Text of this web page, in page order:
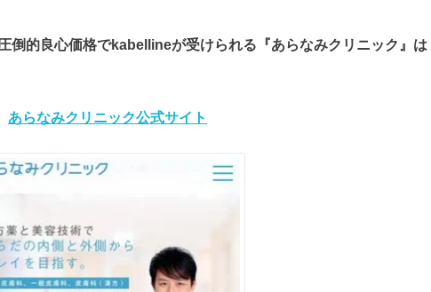
倒的良心価格でkabellineが受けられる『あらなみクリニック』は
あらなみクリニック公式サイト